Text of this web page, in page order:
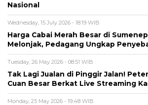
Nasional
Wednesday, 15 July 2026 - 18:19 WIB
Harga Cabai Merah Besar di
Melonjak, Pedagang Ungkap
Tuesday, 26 May 2026 - 08:51 WIB
Tak Lagi Jualan di Pinggir Jalan!
Cuan Besar Berkat Live Streaming
Monday, 25 May 2026 - 19:48 WIB